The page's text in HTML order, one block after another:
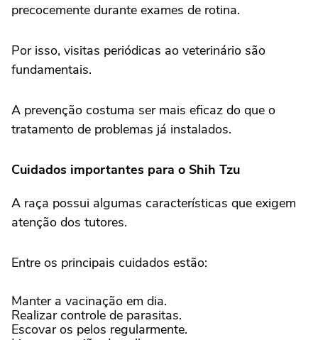
precocemente durante exames de rotina.
Por isso, visitas periódicas ao veterinário são
fundamentais.
A prevenção costuma ser mais eficaz do que o
tratamento de problemas já instalados.
Cuidados importantes para o Shih Tzu
A raça possui algumas características que exigem
atenção dos tutores.
Entre os principais cuidados estão:
Manter a vacinação em dia.
Realizar controle de parasitas.
Escovar os pelos regularmente.